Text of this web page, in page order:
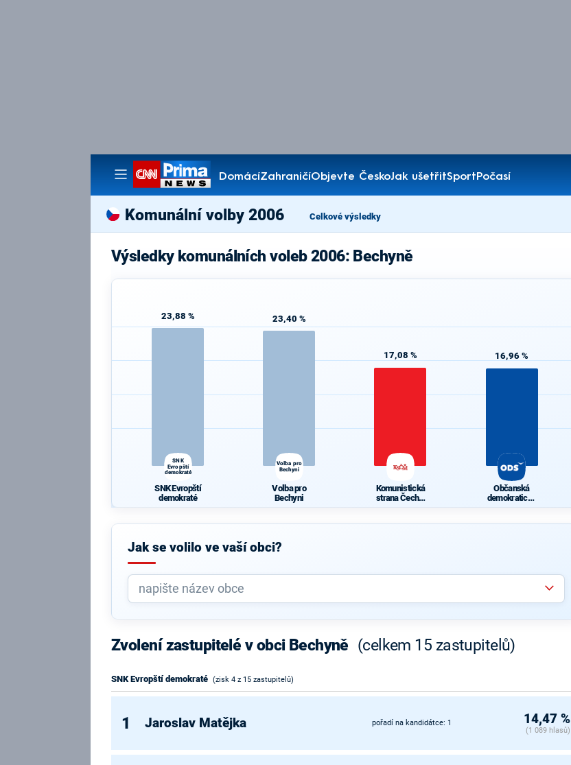
DomácíZahraničíObjevte ČeskoJak ušetřitSportPočasí
Pořady
Komunální volby 2006 Celkové výsledky
Výsledky komunálních voleb 2006: Bechyně
23,88 %
SNK
Evropští
demokraté
SNK Evropští
demokraté
23,40 %
Volba pro
Bechyni
Volba pro
Bechyni
17,08 %
Komunistická
strana Čech a
16,96 %
Občanská
demokratická
strana
Jak se volilo ve vaší obci?
Zvolení zastupitelé v obci Bechyně (celkem 15 zastupitelů)
SNK Evropští demokraté (zisk 4 z 15 zastupitelů)
1 Jaroslav Matějka pořadí na kandidátce: 1 14,47 %
(1 089 hlasů)